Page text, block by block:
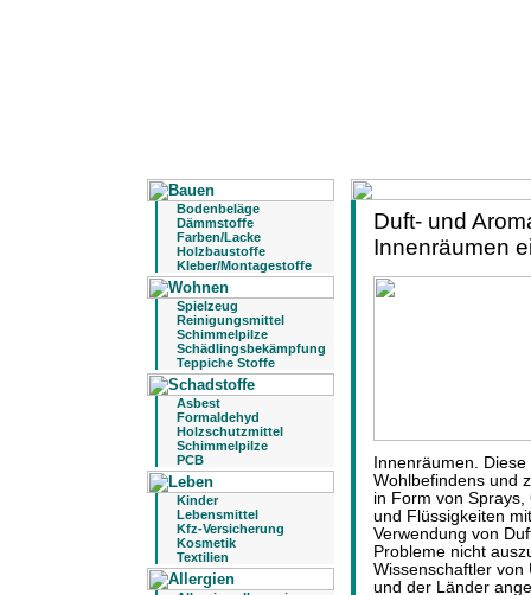
Bodenbeläge
Dämmstoffe
Farben/Lacke
Holzbaustoffe
Kleber/Montagestoffe
Spielzeug
Reinigungsmittel
Schimmelpilze
Schädlingsbekämpfung
Teppiche Stoffe
Asbest
Formaldehyd
Holzschutzmittel
Schimmelpilze
PCB
Kinder
Lebensmittel
Kfz-Versicherung
Kosmetik
Textilien
Duft- und
Innenräumen
Innenräumen.
Wohlbefindens und
in Form von
und Flüssigkeiten
Verwendung von
Probleme nicht
Wissenschaftler von
und der Länder